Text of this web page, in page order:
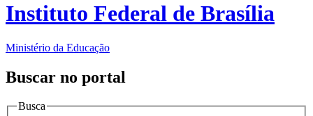
Instituto Federal de Brasília
Ministério da Educação
Buscar no portal
Busca